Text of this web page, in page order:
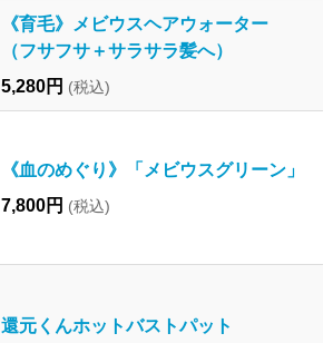
《育毛》メビウスヘアウォーター
（フサフサ＋サラサラ髪へ）
5,280円 (税込)
《血のめぐり》「メビウスグリーン」
7,800円 (税込)
還元くんホットバストパット